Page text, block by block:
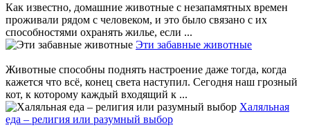
Как известно, домашние животные с незапамятных времен
проживали рядом с человеком, и это было связано с их
способностями охранять жилье, если ...
Эти забавные животные
Животные способны поднять настроение даже тогда, когда
кажется что всё, конец света наступил. Сегодня наш грозный
кот, к которому каждый входящий к ...
Халяльная
еда – религия или разумный выбор